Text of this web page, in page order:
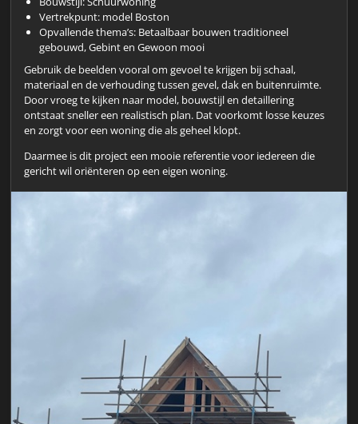
Vertrekpunt: model Boston
Opvallende thema’s: Betaalbaar bouwen traditioneel
gebouwd, Gebint en Gewoon mooi
Gebruik de beelden vooral om gevoel te krijgen bij schaal,
materiaal en de verhouding tussen gevel, dak en buitenruimte.
Door vroeg te kijken naar model, bouwstijl en detaillering
ontstaat sneller een realistisch plan. Dat voorkomt losse keuzes
en zorgt voor een woning die als geheel klopt.
Daarmee is dit project een mooie referentie voor iedereen die
gericht wil oriënteren op een eigen woning.